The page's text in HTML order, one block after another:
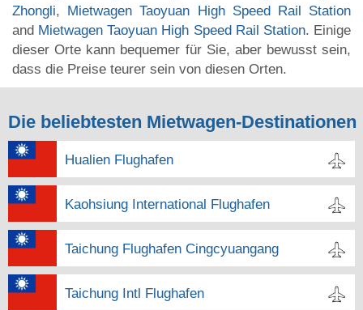
Zhongli, Mietwagen Taoyuan High Speed Rail Station
and Mietwagen Taoyuan High Speed Rail Station. Einige
dieser Orte kann bequemer für Sie, aber bewusst sein,
dass die Preise teurer sein von diesen Orten.
Die beliebtesten Mietwagen-Destinationen
Hualien Flughafen
Kaohsiung International Flughafen
Taichung Flughafen Cingcyuangang
Taichung Intl Flughafen